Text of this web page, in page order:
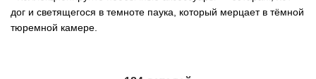
дог и светящегося в темноте паука, который мерцает в тёмной
тюремной камере.